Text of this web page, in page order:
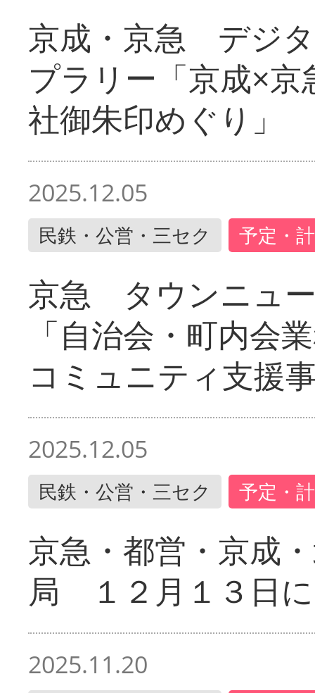
京成・京急 デジ
プラリー「京成×
社御朱印めぐり」
2025.12.05
民鉄・公営・三セク 予定・
京急 タウンニュ
「自治会・町内会
コミュニティ支援
2025.12.05
民鉄・公営・三セク 予定・
京急・都営・京成
局 １２月１３日
2025.11.20